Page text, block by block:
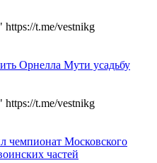
t.me/vestnikg
Орнелла Мути усадьбу
t.me/vestnikg
чемпионат Московского
частей